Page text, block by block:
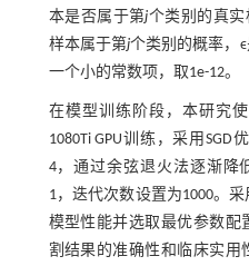
本是否属于第j个类别的真实
样本属于第j个类别的概率，
一个小的常数项，取1e-12。
在模型训练阶段，本研究使
1080Ti GPU训练，采用
4，通过余弦退火法逐渐降
1，迭代次数设置为1000。
模型性能并选取最优参数配
割结果的准确性和临床实用